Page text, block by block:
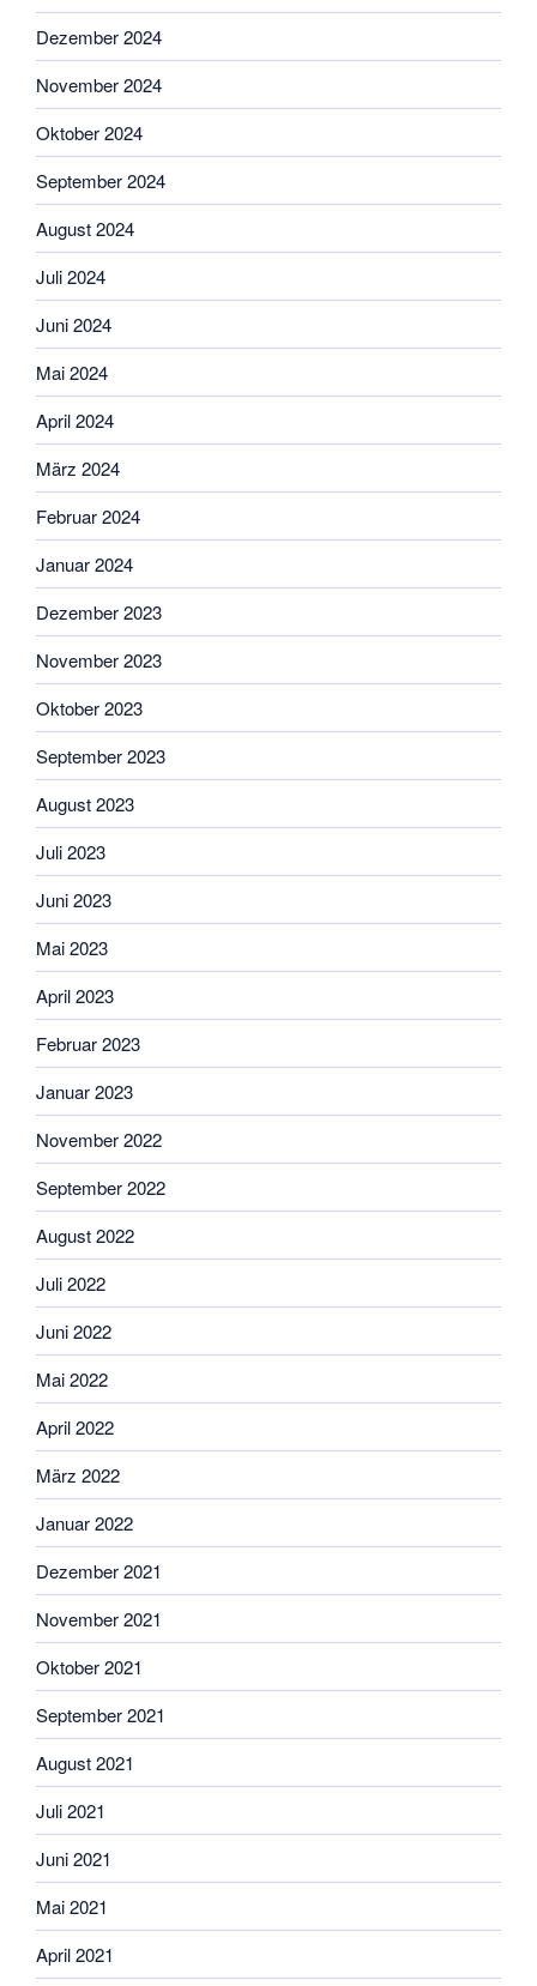
Dezember 2024
November 2024
Oktober 2024
September 2024
August 2024
Juli 2024
Juni 2024
Mai 2024
April 2024
März 2024
Februar 2024
Januar 2024
Dezember 2023
November 2023
Oktober 2023
September 2023
August 2023
Juli 2023
Juni 2023
Mai 2023
April 2023
Februar 2023
Januar 2023
November 2022
September 2022
August 2022
Juli 2022
Juni 2022
Mai 2022
April 2022
März 2022
Januar 2022
Dezember 2021
November 2021
Oktober 2021
September 2021
August 2021
Juli 2021
Juni 2021
Mai 2021
April 2021